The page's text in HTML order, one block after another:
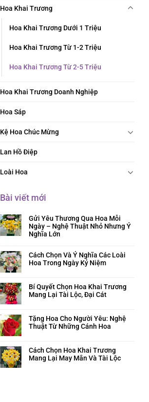
Hoa Khai Trương
Hoa Khai Trương Dưới 1 Triệu
Hoa Khai Trương Từ 1-2 Triệu
Hoa Khai Trương Từ 2-5 Triệu
Hoa Khai Trương Doanh Nghiệp
Hoa Sáp
Kệ Hoa Chúc Mừng
Lan Hồ Điệp
Loài Hoa
Bài viết mới
Gửi Yêu Thương Qua Hoa Mỗi
Ngày – Nghệ Thuật Nhỏ Nhưng Ý
Nghĩa Lớn
Cách Chọn Và Ý Nghĩa Các Loài
Hoa Trong Ngày Kỷ Niệm
Bí Quyết Chọn Hoa Khai Trương
Mang Lại Tài Lộc, Đại Cát
Tặng Hoa Cho Người Yêu: Nghệ
Thuật Từ Những Cánh Hoa
Cách Chọn Hoa Khai Trương
Mang Lại May Mắn Và Tài Lộc